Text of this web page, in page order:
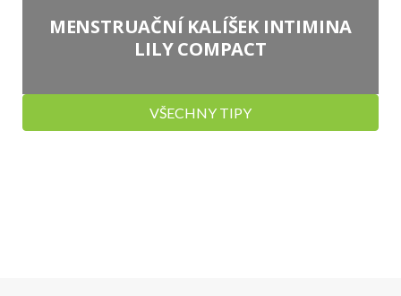
MENSTRUAČNÍ KALÍŠEK INTIMINA
LILY COMPACT
VŠECHNY TIPY